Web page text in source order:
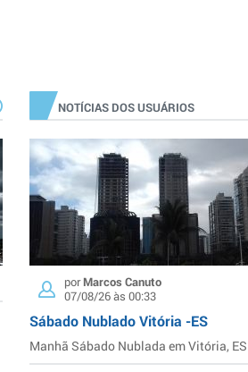
NOTÍCIAS DOS USUÁRIOS
porMarcos Canuto
07/08/26 às 00:33
Sábado Nublado Vitória -ES
Manhã Sábado Nublada em Vitória, ES